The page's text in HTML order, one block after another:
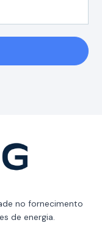
no fornecimento
de energia.